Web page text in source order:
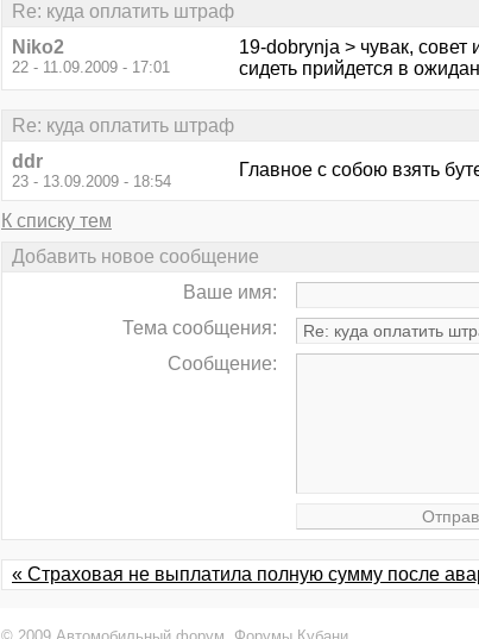
Re: куда оплатить штраф
Niko2
22 - 11.09.2009 - 17:01
19-dobrynja > чувак, совет
сидеть прийдется в
Re: куда оплатить штраф
ddr
23 - 13.09.2009 - 18:54
Главное с собою взять
К списку тем
Добавить новое сообщение
Ваше имя:
Тема сообщения:
Сообщение:
« Страховая не выплатила полную сумму после